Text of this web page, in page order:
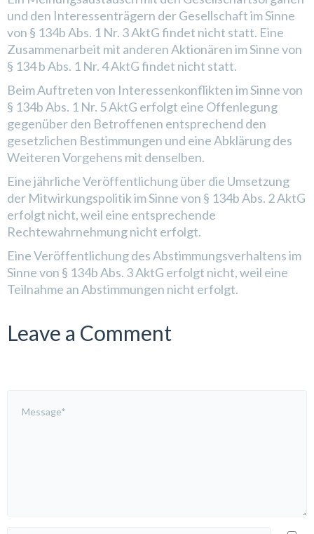
und den Interessenträgern der Gesellschaft im Sinne
von § 134b Abs. 1 Nr. 3 AktG findet nicht statt. Eine
Zusammenarbeit mit anderen Aktionären im Sinne von
§ 134 b Abs. 1 Nr. 4 AktG findet nicht statt.
Beim Auftreten von Interessenkonflikten im Sinne von
§ 134b Abs. 1 Nr. 5 AktG erfolgt eine Offenlegung
gegenüber den Betroffenen entsprechend den
gesetzlichen Bestimmungen und eine Abklärung des
Weiteren Vorgehens mit denselben.
Eine jährliche Veröffentlichung über die Umsetzung
der Mitwirkungspolitik im Sinne von § 134b Abs. 2 AktG
erfolgt nicht, weil eine entsprechende
Rechtewahrnehmung nicht erfolgt.
Eine Veröffentlichung des Abstimmungsverhaltens im
Sinne von § 134b Abs. 3 AktG erfolgt nicht, weil eine
Teilnahme an Abstimmungen nicht erfolgt.
Leave a Comment